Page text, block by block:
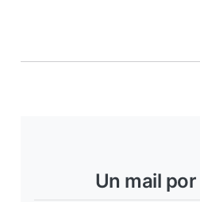
Un mail